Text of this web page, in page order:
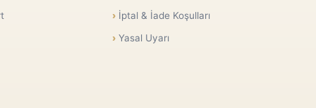
İptal & İade Koşulları
Yasal Uyarı